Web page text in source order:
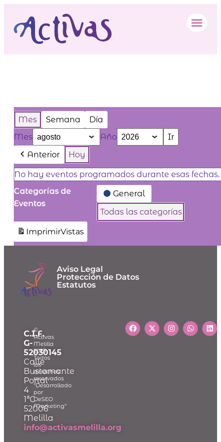
Mes
Semana
Día
Mes
Año
Anterior
Hoy
No hay eventos programados durante esas fechas.
Categorías de
Eventos
General
Todas las categorías
ImprimirVistas
Aviso Legal
Protección de Datos
Estatutos
C.I.F.
G-
52030145
Calle
Bustamante
Portal
4
1ªC
52006
Melilla
info@activasmelilla.org
©
Activas
Melilla
2025
Todos
los
derechos
reservados
“Desarrollado
por
DeSEO
Marketing”